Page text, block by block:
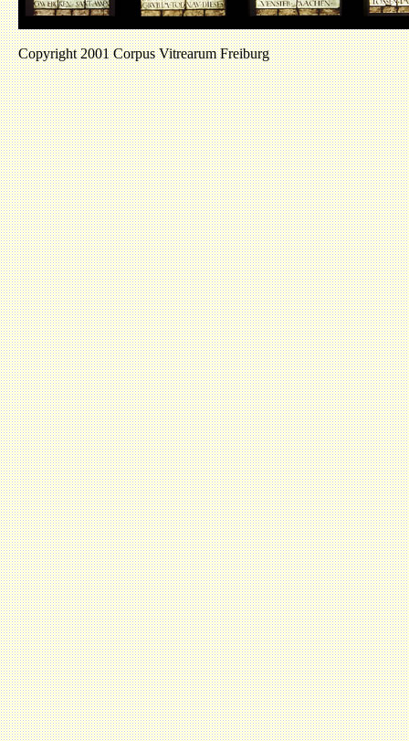
Copyright 2001 Corpus Vitrearum Freiburg